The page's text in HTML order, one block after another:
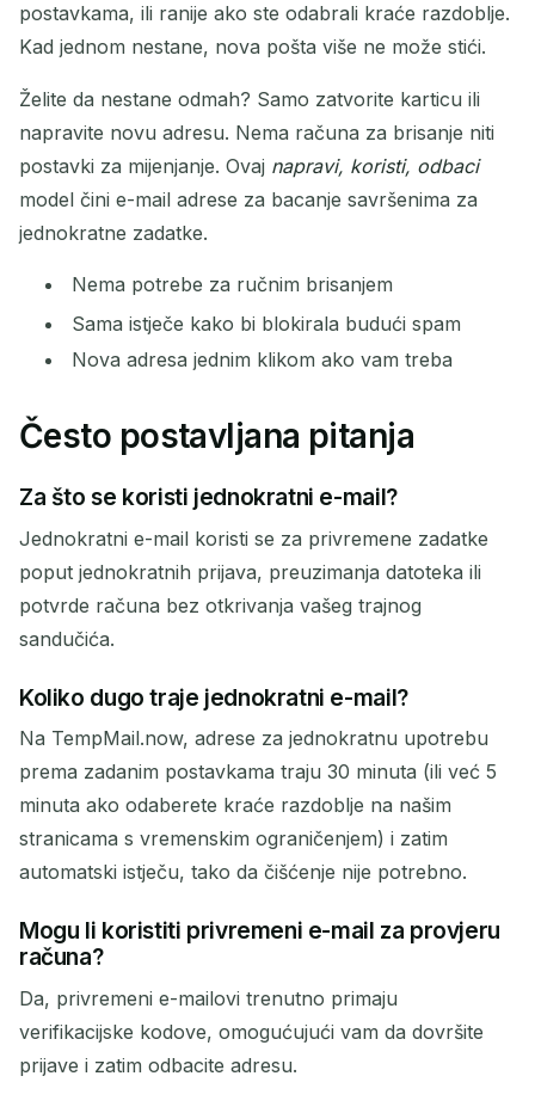
postavkama, ili ranije ako ste odabrali kraće razdoblje.
Kad jednom nestane, nova pošta više ne može stići.
Želite da nestane odmah? Samo zatvorite karticu ili
napravite novu adresu. Nema računa za brisanje niti
postavki za mijenjanje. Ovaj napravi, koristi, odbaci
model čini e-mail adrese za bacanje savršenima za
jednokratne zadatke.
Nema potrebe za ručnim brisanjem
Sama istječe kako bi blokirala budući spam
Nova adresa jednim klikom ako vam treba
Često postavljana pitanja
Za što se koristi jednokratni e-mail?
Jednokratni e-mail koristi se za privremene zadatke
poput jednokratnih prijava, preuzimanja datoteka ili
potvrde računa bez otkrivanja vašeg trajnog
sandučića.
Koliko dugo traje jednokratni e-mail?
Na TempMail.now, adrese za jednokratnu upotrebu
prema zadanim postavkama traju 30 minuta (ili već 5
minuta ako odaberete kraće razdoblje na našim
stranicama s vremenskim ograničenjem) i zatim
automatski istječu, tako da čišćenje nije potrebno.
Mogu li koristiti privremeni e-mail za provjeru
računa?
Da, privremeni e-mailovi trenutno primaju
verifikacijske kodove, omogućujući vam da dovršite
prijave i zatim odbacite adresu.